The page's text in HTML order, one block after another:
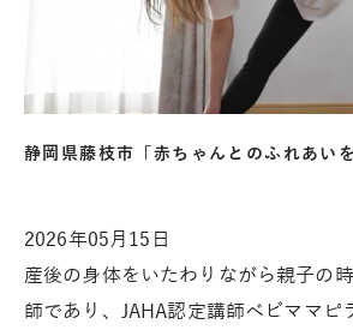
静岡県藤枝市「赤ちゃんとのふれあい
2026年05月15日
産後の身体をいたわりながら親子の
師であり、JAHA認定講師ベビママピ